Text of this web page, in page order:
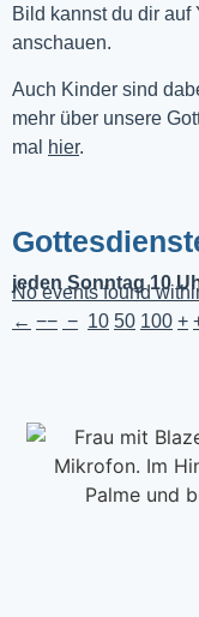
Bild kannst du dir auf
anschauen.
Auch Kinder sind
mehr über unsere
mal
hier.
jeden Sonntag 10
No events found
← −− − 10 50 100 +